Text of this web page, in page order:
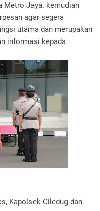
Metro Jaya. kemudian
agar segera
utama dan merupakan
informasi kepada
Kapolsek Ciledug dan